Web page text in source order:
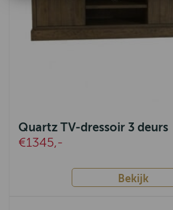
Quartz TV-dressoir 3 deurs
€1345,-
Bekijk